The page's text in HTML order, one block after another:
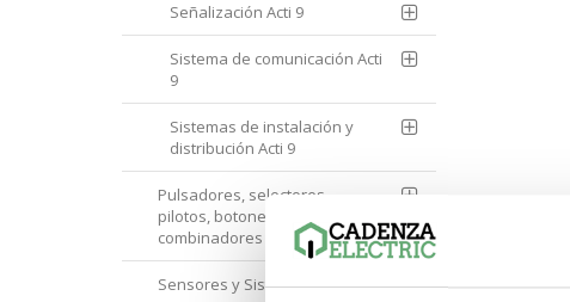
Señalización Acti 9
Sistema de comunicación Acti
9
Sistemas de instalación y
distribución Acti 9
Pulsadores, selectores,
pilotos, botoneras y
combinadores
Sensores y Sistemas RFID